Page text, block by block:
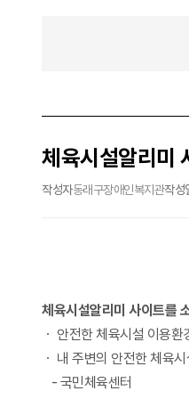
체육시설알리미
작성자동래구장애인복지관작성
체육시설알리미 사이트를
ㆍ 안전한 체육시설 이용
ㆍ 내 주변의 안전한 체육
- 국민체육센터